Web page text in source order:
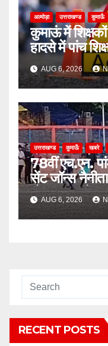
अल्मोड़ा उत्तराखण्ड कुमाऊँ
कुमाऊं में शिक्षकों
हादसे में पांच
घायल
AUG 6, 2026
उत्तराखण्ड कुमाऊँ खबरे
78वीं एच.एन.
सेंट जॉन्स
घोड़ाखाल को 1-
AUG 6, 2026
RECENT POSTS